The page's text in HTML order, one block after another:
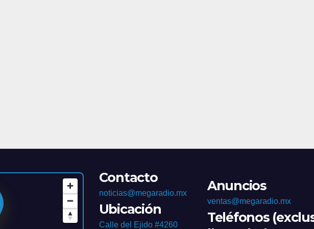
Contacto
noticias@megaradio.mx
Ubicación
Calle del Ejido #4260
Anuncios
ventas@megaradio.mx
Teléfonos